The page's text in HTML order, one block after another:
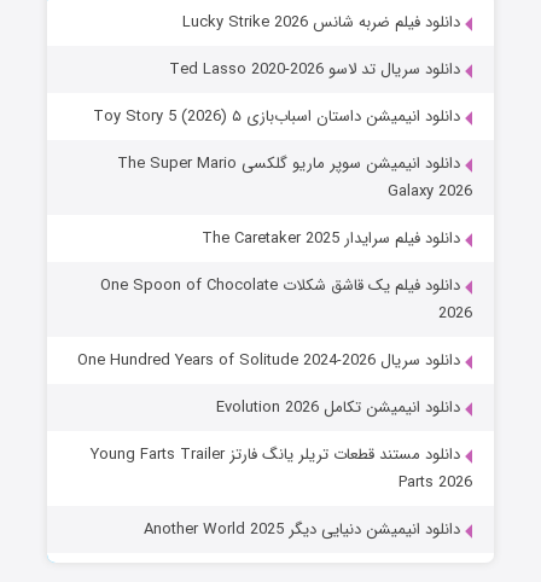
دانلود فیلم ضربه شانس Lucky Strike 2026
دانلود سریال تد لاسو Ted Lasso 2020-2026
دانلود انیمیشن داستان اسباب‌بازی ۵ Toy Story 5 (2026)
دانلود انیمیشن سوپر ماریو گلکسی The Super Mario
Galaxy 2026
دانلود فیلم سرایدار The Caretaker 2025
دانلود فیلم یک قاشق شکلات One Spoon of Chocolate
2026
دانلود سریال One Hundred Years of Solitude 2024-2026
دانلود انیمیشن تکامل Evolution 2026
دانلود مستند قطعات تریلر یانگ فارتز Young Farts Trailer
Parts 2026
دانلود انیمیشن دنیایی دیگر Another World 2025